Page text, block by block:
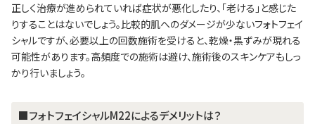
正しく治療が進められていれば症状が悪化したり、「老ける」と感じた
りすることはないでしょう。比較的肌へのダメージが少ないフォトフェイ
シャルですが、必要以上の回数施術を受けると、乾燥・黒ずみが現れる
可能性があります。高頻度での施術は避け、施術後のスキンケアもしっ
かり行いましょう。
■フォトフェイシャルM22によるデメリットは？